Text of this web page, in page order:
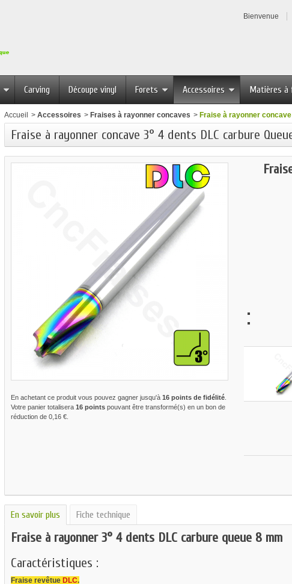
Bienvenue
Carving Découpe vinyl Forets Accessoires Matières à
Accueil > Accessoires > Fraises à rayonner concaves > Fraise à rayonner
Fraise à rayonner concave 3° 4 dents DLC carbure
En achetant ce produit vous pouvez gagner jusqu'à 16points de fidélité.
Votre panier totalisera 16pointspouvant être transformé(s) en un bon de
réduction de 0,16 €.
En savoir plus Fiche technique
Fraise à rayonner 3° 4 dents DLC carbure queue 8 mm
Caractéristiques :
Fraise revêtue DLC.